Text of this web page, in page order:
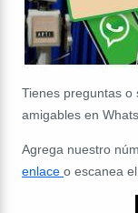
Tienes preguntas o
amigables en
Agrega nuestro
enlace o escanea